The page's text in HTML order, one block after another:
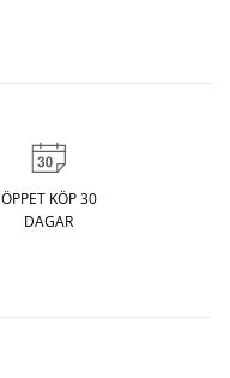
ÖPPET KÖP 30
DAGAR